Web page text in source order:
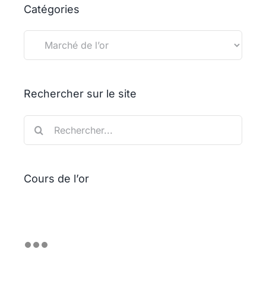
Catégories
Catégories
Rechercher sur le site
Rechercher:
Cours de l’or